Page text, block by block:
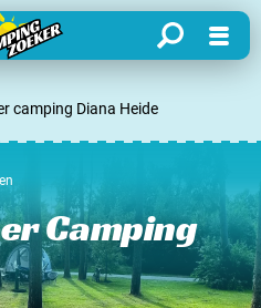
search Menu
...
camping Diana Heide
Camping